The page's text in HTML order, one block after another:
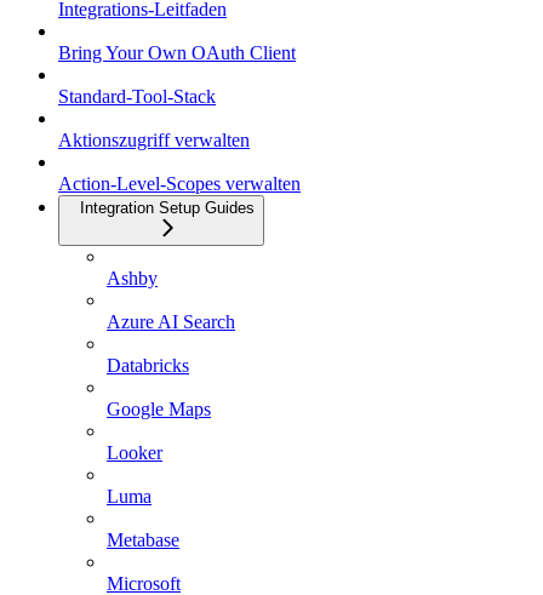
Integrations-Leitfaden
Bring Your Own OAuth Client
Standard-Tool-Stack
Aktionszugriff verwalten
Action-Level-Scopes verwalten
Integration Setup Guides
Ashby
Azure AI Search
Databricks
Google Maps
Looker
Luma
Metabase
Microsoft